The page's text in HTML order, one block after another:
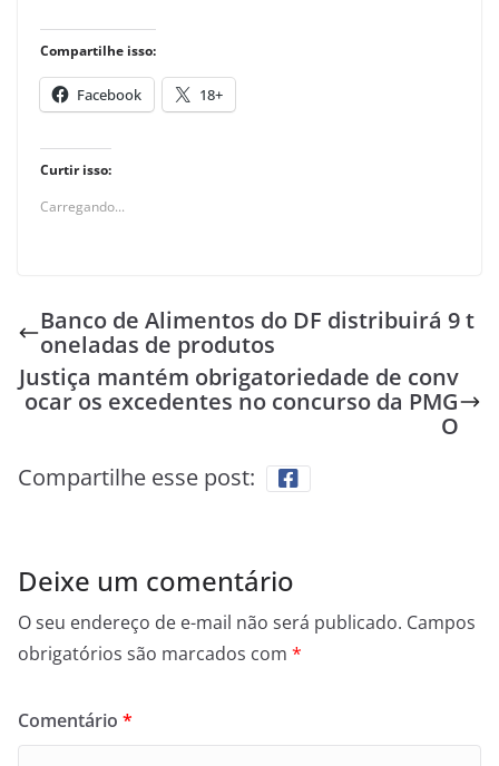
Compartilhe isso:
Facebook 18+
Curtir isso:
Carregando...
Banco de Alimentos do DF distribuirá 9 t
oneladas de produtos
Justiça mantém obrigatoriedade de conv
ocar os excedentes no concurso da PMG
O
Compartilhe esse post:
Deixe um comentário
O seu endereço de e-mail não será publicado. Campos
obrigatórios são marcados com *
Comentário *